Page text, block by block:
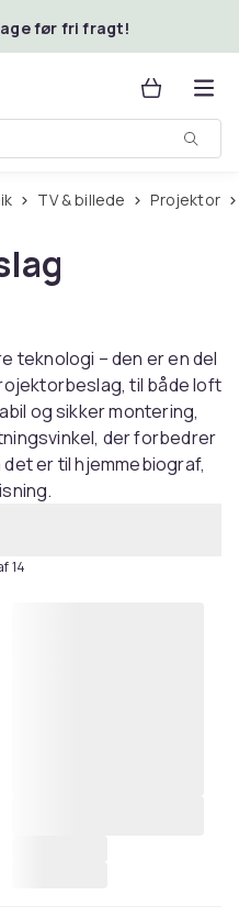
før fri fragt!
TV & billede Projektor
teknologi – den er en del
til både loft
og sikker montering,
der forbedrer
er til hjemmebiograf,
14